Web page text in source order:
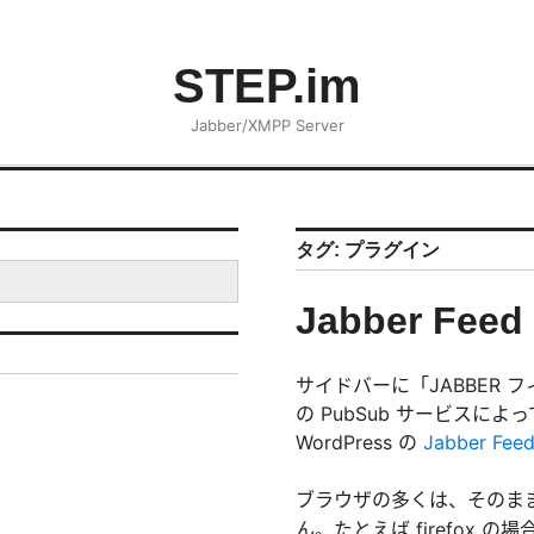
STEP.im
Jabber/XMPP Server
タグ: プラグイン
Jabber Feed
サイドバーに「JABBER
の PubSub サービスによ
WordPress の Jabber Feed
ブラウザの多くは、その
ん。たとえば firefox の場